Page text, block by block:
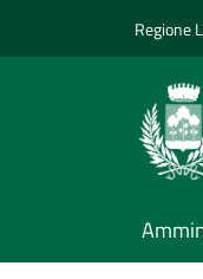
Regione